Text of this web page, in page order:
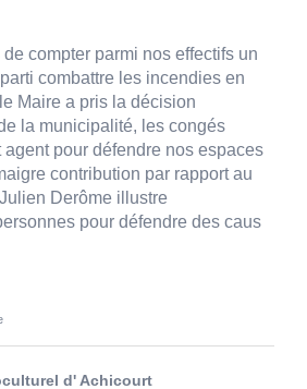
compter parmi nos effectifs un
combattre les incendies en
Maire a pris la décision
la municipalité, les congés
pour défendre nos espaces
contribution par rapport au
Derôme illustre
pour défendre des caus
d' Achicourt